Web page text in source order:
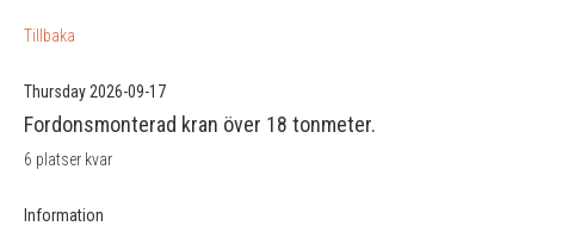
Tillbaka
Thursday 2026-09-17
Fordonsmonterad kran över 18 tonmeter.
6 platser kvar
Information